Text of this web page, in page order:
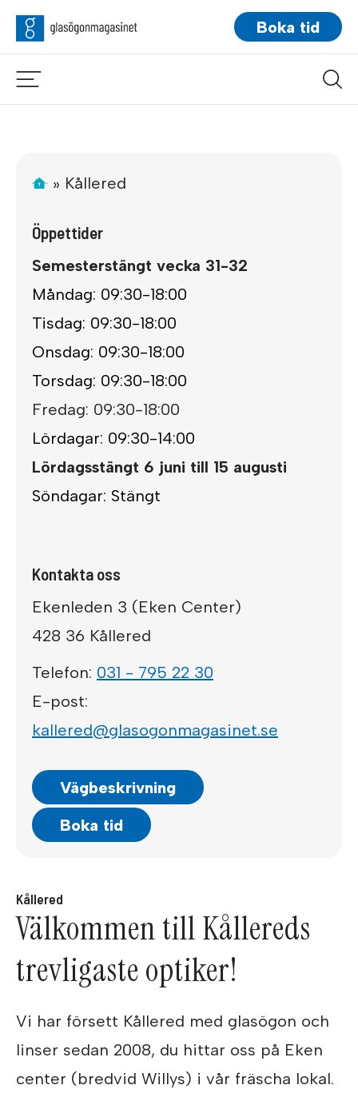
Boka tid
» Kållered
Öppettider
Semesterstängt vecka 31-32
Måndag: 09:30-18:00
Tisdag: 09:30-18:00
Onsdag: 09:30-18:00
Torsdag: 09:30-18:00
Fredag: 09:30-18:00
Lördagar: 09:30-14:00
Lördagsstängt 6 juni till 15 augusti
Söndagar: Stängt
Kontakta oss
Ekenleden 3 (Eken Center)
428 36 Kållered
Telefon: 031 - 795 22 30
E-post:
kallered@glasogonmagasinet.se
Vägbeskrivning
Boka tid
Kållered
Välkommen till Kållereds
trevligaste optiker!
Vi har försett Kållered med glasögon och
linser sedan 2008, du hittar oss på Eken
center (bredvid Willys) i vår fräscha lokal.